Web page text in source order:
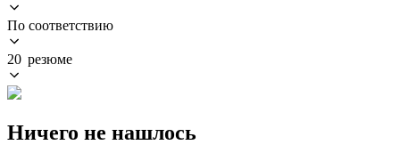
По соответствию
20 резюме
Ничего не нашлось